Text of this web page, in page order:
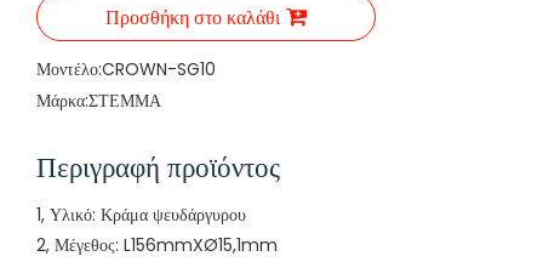
Προσθήκη στο καλάθι
Μοντέλο:CROWN-SG10
Μάρκα:ΣΤΕΜΜΑ
Περιγραφή προϊόντος
1, Υλικό: Κράμα ψευδάργυρου
2, Μέγεθος: L156mmXØ15,1mm